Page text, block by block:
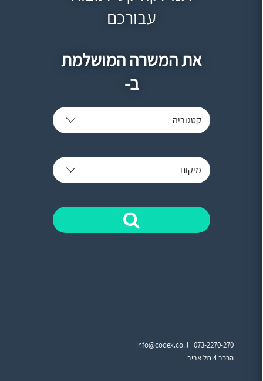
עבורכם
את המשרה המושלמת
ב-
קטגוריה
מיקום
info@codex.co.il |073-2270-270
הרכב 4 תל אביב